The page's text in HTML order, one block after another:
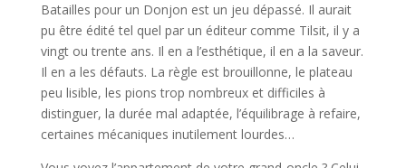
Batailles pour un Donjon est un jeu dépassé. Il aurait
pu être édité tel quel par un éditeur comme Tilsit, il y a
vingt ou trente ans. Il en a l’esthétique, il en a la saveur.
Il en a les défauts. La règle est brouillonne, le plateau
peu lisible, les pions trop nombreux et difficiles à
distinguer, la durée mal adaptée, l’équilibrage à refaire,
certaines mécaniques inutilement lourdes…